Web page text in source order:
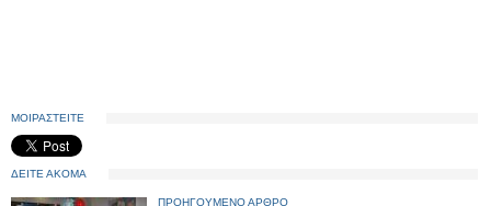
ΜΟΙΡΑΣΤΕΙΤΕ
ΔΕΙΤΕ ΑΚΟΜΑ
ΠΡΟΗΓΟΥΜΕΝΟ ΑΡΘΡΟ